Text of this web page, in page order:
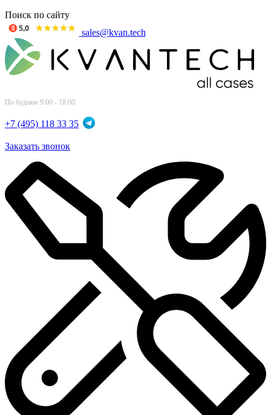
Поиск по сайту
sales@kvan.tech
По будням 9:00 - 18:00
+7 (495) 118 33 35
Заказать звонок